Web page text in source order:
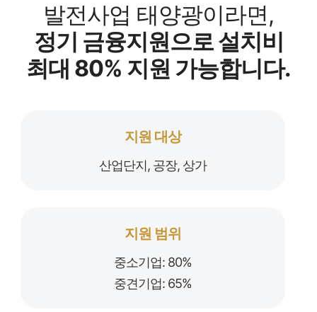
발전사업 태양광이라면,
정기 금융지원으로 설치비
최대 80% 지원 가능합니다.
지원 대상
산업단지, 공장, 상가
지원 범위
중소기업: 80%
중견기업: 65%